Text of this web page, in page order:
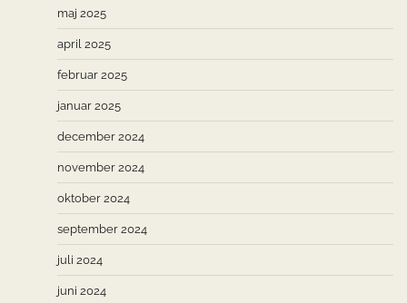
maj 2025
april 2025
februar 2025
januar 2025
december 2024
november 2024
oktober 2024
september 2024
juli 2024
juni 2024